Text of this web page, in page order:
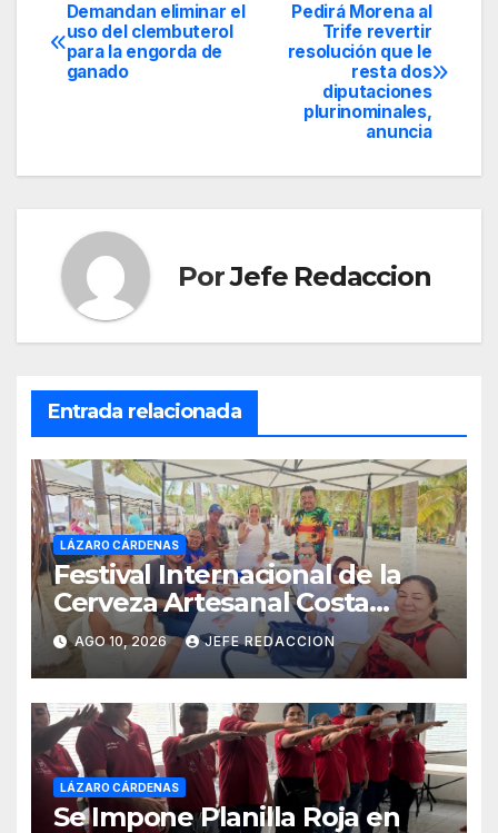
Navegación
de
Pedirá Morena al
Trife revertir
resolución que le
resta dos
diputaciones
plurinominales,
anuncia
Demandan eliminar el
uso del clembuterol
para la engorda de
ganado
PorJefe Redaccion
Entrada relacionada
LÁZARO CÁRDENAS
Festival Internacional de la
Cerveza Artesanal Costa
Michoacán 2026 Cerro su 19ª
Edición
AGO 10, 2026 JEFE REDACCION
LÁZARO CÁRDENAS
Se Impone Planilla Roja en